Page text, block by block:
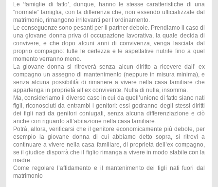
Le ‘famiglie di fatto’, dunque, hanno le stesse caratteristiche di una
“normale” famiglia, con la differenza che, non essendo ufficializzate dal
matrimonio, rimangono irrilevanti per l’ordinamento.
Le conseguenze sono pesanti per il partner debole. Prendiamo il caso di
una giovane donna priva di occupazione lavorativa, la quale decida di
convivere, e che dopo alcuni anni di convivenza, venga lasciata dal
proprio compagno: tutte le certezza e le aspettative nutrite fino a quel
momento verranno meno.
La giovane donna si ritroverà senza alcun diritto a ricevere dall’ ex
compagno un assegno di mantenimento (neppure in misura minima), e
senza alcuna possibilità di rimanere a vivere nella casa familiare che
appartenga in proprietà all’ex convivente. Nulla di nulla, insomma.
Ma, consideriamo il diverso caso in cui da quell’unione di fatto siano nati
figli, riconosciuti da entrambi i genitori: essi godranno degli stessi diritti
dei figli nati da genitori coniugati, senza alcuna differenziazione e ciò
anche con riguardo all’abitazione nella casa familiare.
Potrà, allora, verificarsi che il genitore economicamente più debole, per
esempio la giovane donna di cui abbiamo detto sopra, si ritrovi a
continuare a vivere nella casa familiare, di proprietà dell’ex compagno,
se il giudice disporrà che il figlio rimanga a vivere in modo stabile con la
madre.
Come regolare l’affidamento e il mantenimento dei figli nati fuori dal
matrimonio